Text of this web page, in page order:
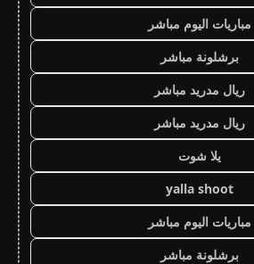
مباريات اليوم مباشر
برشلونة مباشر
ريال مدريد مباشر
ريال مدريد مباشر
يلا شوت
yalla shoot
مباريات اليوم مباشر
برشلونة مباشر